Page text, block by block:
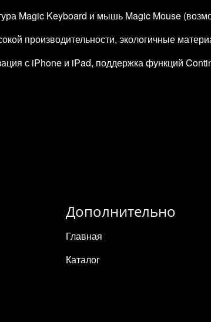
Magic Keyboard и мышь Magic Mouse
производительности, экологичные
с iPhone и iPad, поддержка функций
Дополнительно
Главная
Каталог